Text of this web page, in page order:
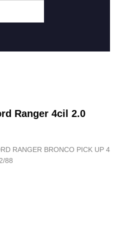
Ranger 4cil 2.0
RANGER BRONCO PICK UP 4
88